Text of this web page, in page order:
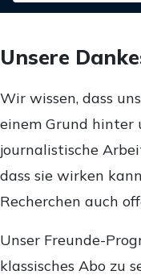
Unsere
Wir wissen, dass
einem Grund hinter
journalistische
dass sie wirken
Recherchen auch
Unser Freunde-
klassisches Abo zu